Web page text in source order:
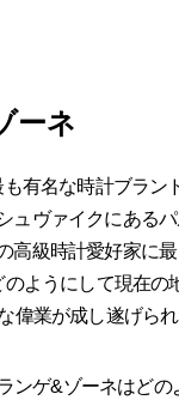
ーネ
有名な時計ブラン
ュヴァイクにある
高級時計愛好家に
ようにして現在
偉業が成し遂げられ
ンゲ&ゾーネはど